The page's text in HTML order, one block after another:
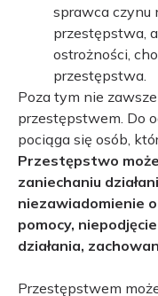
sprawca czynu
przestępstwa,
ostrożności,
przestępstwa.
Poza tym nie
przestępstwem. Do
pociąga się osób,
Przestępstwo
zaniechaniu
niezawiadomienie
pomocy,
działania,
Przestępstwem